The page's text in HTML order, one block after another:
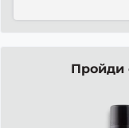
Пройди